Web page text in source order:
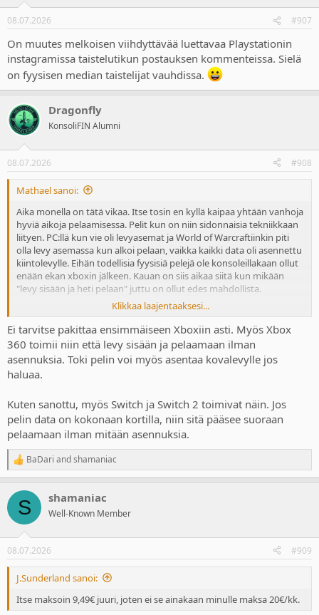
s
08.07.2026 #907
On muutes melkoisen viihdyttävää luettavaa Playstationin
instagramissa taistelutikun postauksen kommenteissa. Sielä
on fyysisen median taistelijat vauhdissa.
Dragonfly
KonsoliFIN Alumni
08.07.2026 #908
Mathael sanoi:
Aika monella on tätä vikaa. Itse tosin en kyllä kaipaa yhtään vanhoja
hyviä aikoja pelaamisessa. Pelit kun on niin sidonnaisia tekniikkaan
liityen. PC:llä kun vie oli levyasemat ja World of Warcraftiinkin piti
olla levy asemassa kun alkoi pelaan, vaikka kaikki data oli asennettu
kiintolevylle. Eihän todellisia fyysisiä pelejä ole konsoleillakaan ollut
enään ekan xboxin jälkeen. Kauan on siis aikaa siitä kun mikään
"levy sisään ja heti pelaan" juttu on ollut edes mahdollista.
switch 2 taitaa jotkut pelit pyöriä suoraan kortilta? ei siis asennusta
tarvi. eli nintendoa sit fanittaan jos tuo asia on tärkeä
Klikkaa laajentaaksesi...
Ei tarvitse pakittaa ensimmäiseen Xboxiin asti. Myös Xbox
360 toimii niin että levy sisään ja pelaamaan ilman
asennuksia. Toki pelin voi myös asentaa kovalevylle jos
haluaa.
Kuten sanottu, myös Switch ja Switch 2 toimivat näin. Jos
pelin data on kokonaan kortilla, niin sitä pääsee suoraan
pelaamaan ilman mitään asennuksia.
R
e
c
i
s
:
BaDari andshamaniac
S shamaniac
Well-Known Member
08.07.2026 #909
J.Sunderland sanoi:
Itse maksoin 9,49€ juuri, joten ei se ainakaan minulle maksa 20€/kk.